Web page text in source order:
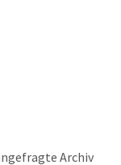
Archiv